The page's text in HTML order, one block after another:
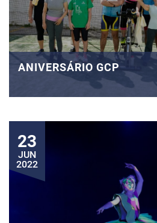
ANIVERSÁRIO GCP
23
JUN
2022